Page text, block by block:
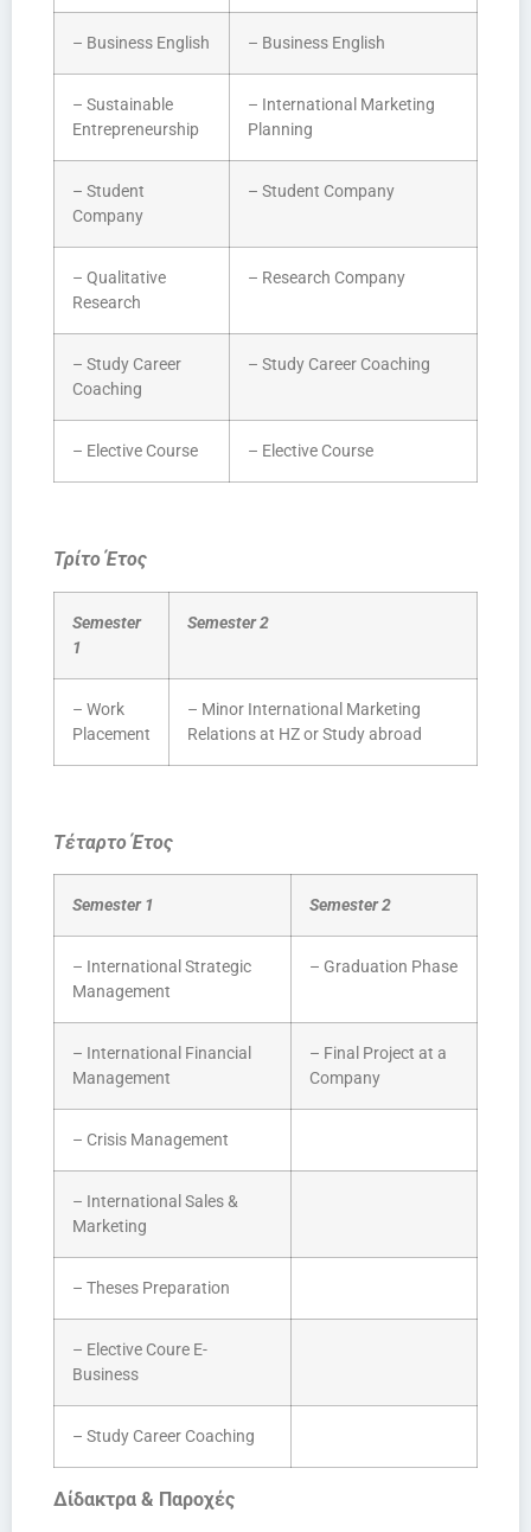
– Business English – Business English
– Sustainable
Entrepreneurship
– International Marketing
Planning
– Student
Company
– Student Company
– Qualitative
Research
– Research Company
– Study Career
Coaching
– Study Career Coaching
– Elective Course – Elective Course
Τρίτο Έτος
Semester
1
Semester 2
– Work
Placement
– Minor International Marketing
Relations at HZ or Study abroad
Τέταρτο Έτος
Semester 1 Semester 2
– International Strategic
Management
– Graduation Phase
– International Financial
Management
– Final Project at a
Company
– Crisis Management
– International Sales &
Marketing
– Theses Preparation
– Elective Coure E-
Business
– Study Career Coaching
Δίδακτρα & Παροχές